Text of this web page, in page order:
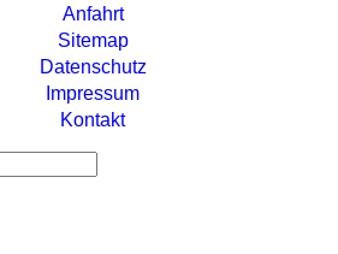
Anfahrt
Sitemap
Datenschutz
Impressum
Kontakt